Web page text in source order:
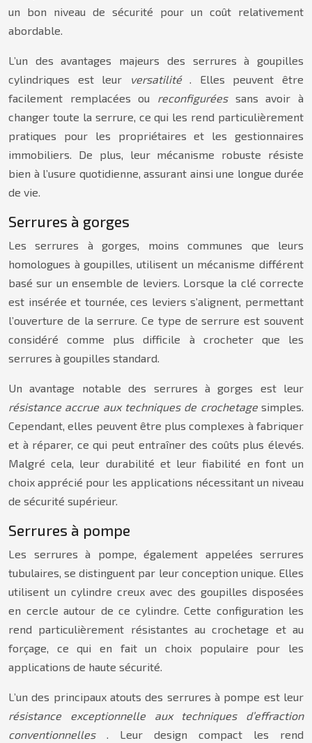
un bon niveau de sécurité pour un coût relativement
abordable.
L’un des avantages majeurs des serrures à goupilles
cylindriques est leur
versatilité. Elles peuvent être
facilement remplacées ou reconfigurées sans avoir à
changer toute la serrure, ce qui les rend particulièrement
pratiques pour les propriétaires et les gestionnaires
immobiliers. De plus, leur mécanisme robuste résiste
bien à l’usure quotidienne, assurant ainsi une longue durée
de vie.
Serrures à gorges
Les serrures à gorges, moins communes que leurs
homologues à goupilles, utilisent un mécanisme différent
basé sur un ensemble de leviers. Lorsque la clé correcte
est insérée et tournée, ces leviers s’alignent, permettant
l’ouverture de la serrure. Ce type de serrure est souvent
considéré comme plus difficile à crocheter que les
serrures à goupilles standard.
Un avantage notable des serrures à gorges est leur
résistance accrue aux techniques de crochetage simples.
Cependant, elles peuvent être plus complexes à fabriquer
et à réparer, ce qui peut entraîner des coûts plus élevés.
Malgré cela, leur durabilité et leur fiabilité en font un
choix apprécié pour les applications nécessitant un niveau
de sécurité supérieur.
Serrures à pompe
Les serrures à pompe, également appelées serrures
tubulaires, se distinguent par leur conception unique. Elles
utilisent un cylindre creux avec des goupilles disposées
en cercle autour de ce cylindre. Cette configuration les
rend particulièrement résistantes au crochetage et au
forçage, ce qui en fait un choix populaire pour les
applications de haute sécurité.
L’un des principaux atouts des serrures à pompe est leur
résistance exceptionnelle aux techniques d’effraction
conventionnelles . Leur design compact les rend